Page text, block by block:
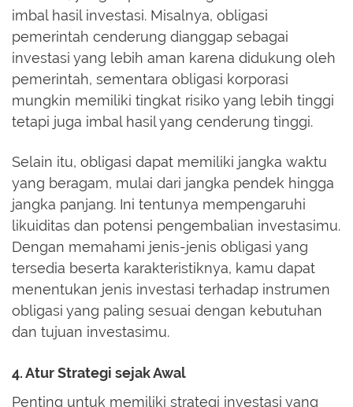
imbal hasil investasi. Misalnya, obligasi
pemerintah cenderung dianggap sebagai
investasi yang lebih aman karena didukung oleh
pemerintah, sementara obligasi korporasi
mungkin memiliki tingkat risiko yang lebih tinggi
tetapi juga imbal hasil yang cenderung tinggi.
Selain itu, obligasi dapat memiliki jangka waktu
yang beragam, mulai dari jangka pendek hingga
jangka panjang. Ini tentunya mempengaruhi
likuiditas dan potensi pengembalian investasimu.
Dengan memahami jenis-jenis obligasi yang
tersedia beserta karakteristiknya, kamu dapat
menentukan jenis investasi terhadap instrumen
obligasi yang paling sesuai dengan kebutuhan
dan tujuan investasimu.
4. Atur Strategi sejak Awal
Penting untuk memiliki strategi investasi yang